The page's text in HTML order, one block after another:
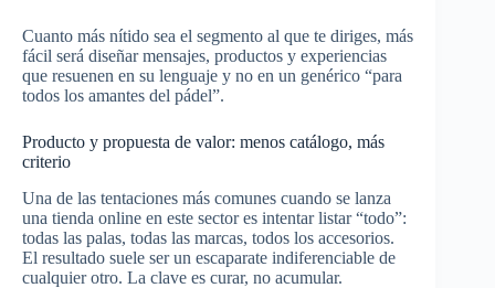
Cuanto más nítido sea el segmento al que te diriges, más
fácil será diseñar mensajes, productos y experiencias
que resuenen en su lenguaje y no en un genérico “para
todos los amantes del pádel”.​
Producto y propuesta de valor: menos catálogo, más
criterio
Una de las tentaciones más comunes cuando se lanza
una tienda online en este sector es intentar listar “todo”:
todas las palas, todas las marcas, todos los accesorios.
El resultado suele ser un escaparate indiferenciable de
cualquier otro. La clave es curar, no acumular.​